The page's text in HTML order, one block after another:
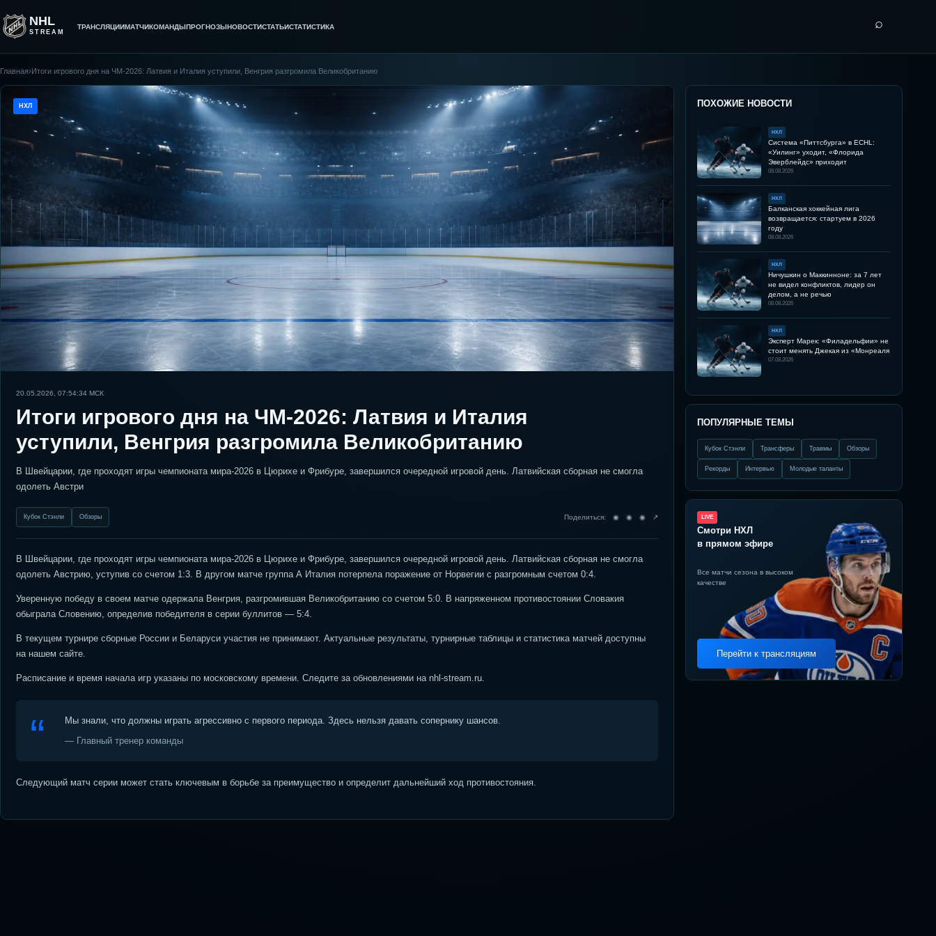
NHL
STREAM
ТРАНСЛЯЦИИМАТЧИКОМАНДЫПРОГНОЗЫНОВОСТИСТАТЬИСТАТИСТИКА ⌕
Главная›Итоги игрового дня на ЧМ-2026: Латвия и Италия уступили, Венгрия разгромила Великобританию
НХЛ
20.05.2026, 07:54:34 МСК
Итоги игрового дня на ЧМ-2026: Латвия и Италия
уступили, Венгрия разгромила Великобританию
В Швейцарии, где проходят игры чемпионата мира-2026 в Цюрихе и Фрибуре, завершился очередной игровой день. Латвийская сборная не смогла
одолеть Австри
Кубок Стэнли Обзоры Поделиться: ◉ ◉ ◉ ↗
В Швейцарии, где проходят игры чемпионата мира-2026 в Цюрихе и Фрибуре, завершился очередной игровой день. Латвийская сборная не смогла
одолеть Австрию, уступив со счетом 1:3. В другом матче группа А Италия потерпела поражение от Норвегии с разгромным счетом 0:4.
Уверенную победу в своем матче одержала Венгрия, разгромившая Великобританию со счетом 5:0. В напряженном противостоянии Словакия
обыграла Словению, определив победителя в серии буллитов — 5:4.
В текущем турнире сборные России и Беларуси участия не принимают. Актуальные результаты, турнирные таблицы и статистика матчей доступны
на нашем сайте.
Расписание и время начала игр указаны по московскому времени. Следите за обновлениями на nhl-stream.ru.
Мы знали, что должны играть агрессивно с первого периода. Здесь нельзя давать сопернику шансов.
— Главный тренер команды
Следующий матч серии может стать ключевым в борьбе за преимущество и определит дальнейший ход противостояния.
ПОХОЖИЕ НОВОСТИ
НХЛ
Система «Питтсбурга» в ECHL:
«Уилинг» уходит, «Флорида
Эверблейдс» приходит
08.08.2026
НХЛ
Балканская хоккейная лига
возвращается: стартуем в 2026
году
08.08.2026
НХЛ
Ничушкин о Маккинноне: за 7 лет
не видел конфликтов, лидер он
делом, а не речью
08.08.2026
НХЛ
Эксперт Марек: «Филадельфии» не
стоит менять Джекая из «Монреаля
07.08.2026
ПОПУЛЯРНЫЕ ТЕМЫ
Кубок Стэнли Трансферы Травмы Обзоры
Рекорды Интервью Молодые таланты
LIVE
Смотри НХЛ
в прямом эфире
Все матчи сезона в высоком
качестве
Перейти к трансляциям